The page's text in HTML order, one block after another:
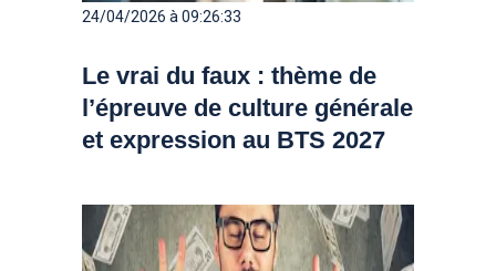
24/04/2026 à 09:26:33
Le vrai du faux : thème de
l’épreuve de culture générale
et expression au BTS 2027